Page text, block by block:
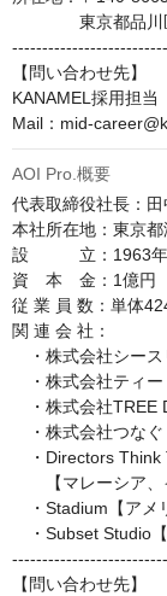
東京都品川区東
【問い合わせ先】
KANAMEL採用担当
Mail：mid-
AOI Pro.概要
代表取締役社長：
本社所在地：東京
設　　　立：1963
資　本　金：1億円
従 業 員 数：単体
関 連 会 社：
・株式会社シース
・株式会社ティー
・株式会社TREE
・株式会社つなぐ
・Directors Think
【マレーシア、イ
・Stadium【アメ
・Subset Studio【
【問い合わせ先】